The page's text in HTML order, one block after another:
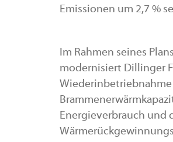
Emissionen um 2,7 %
Im Rahmen seines
modernisiert Dillinger
Energieverbrauch und